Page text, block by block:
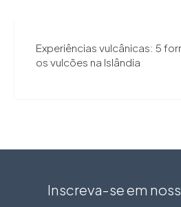
Experiências vulcânicas: 5
os vulcões na Islândia
Inscreva-se em